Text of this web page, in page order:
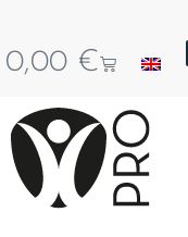
0,00 €